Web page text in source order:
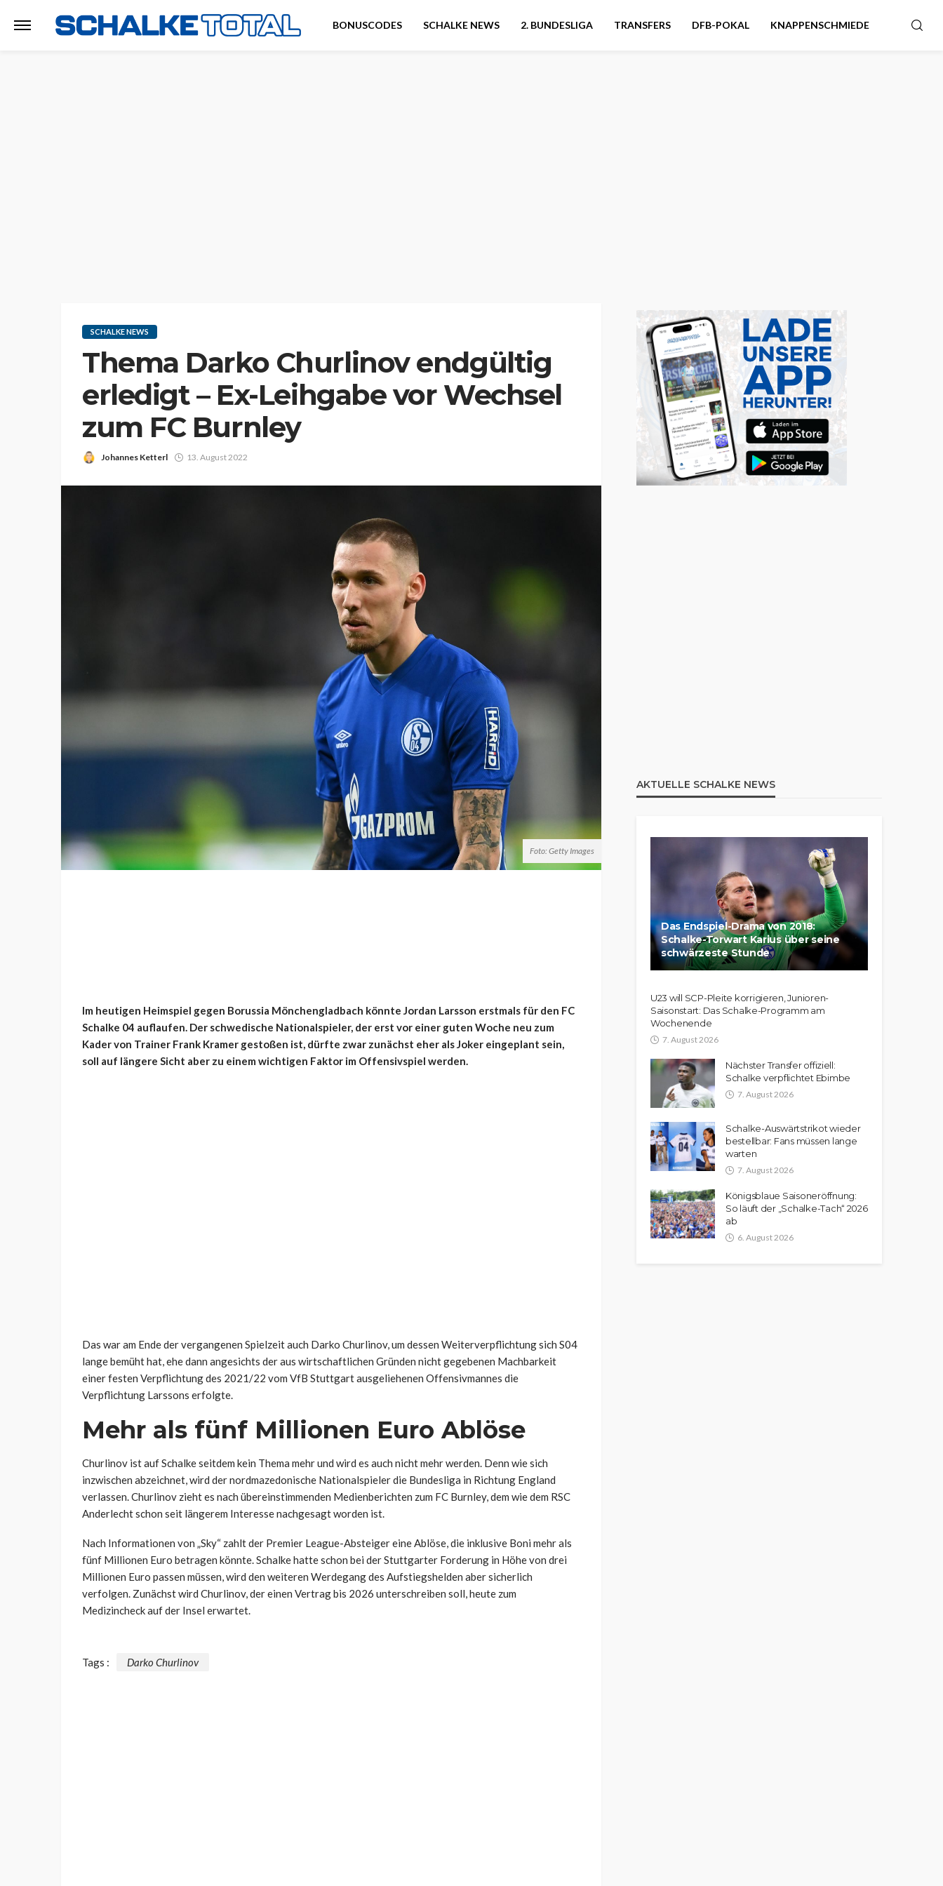
BONUSCODES SCHALKE NEWS 2. BUNDESLIGA TRANSFERS DFB-POKAL KNAPPENSCHMIEDE
SCHALKE NEWS
Thema Darko Churlinov endgültig
erledigt – Ex-Leihgabe vor Wechsel
zum FC Burnley
Johannes Ketterl 13. August 2022
Foto: Getty Images
Im heutigen Heimspiel gegen Borussia Mönchengladbach könnte Jordan Larsson erstmals für den FC
Schalke 04 auflaufen. Der schwedische Nationalspieler, der erst vor einer guten Woche neu zum
Kader von Trainer Frank Kramer gestoßen ist, dürfte zwar zunächst eher als Joker eingeplant sein,
soll auf längere Sicht aber zu einem wichtigen Faktor im Offensivspiel werden.
Das war am Ende der vergangenen Spielzeit auch Darko Churlinov, um dessen Weiterverpflichtung sich S04
lange bemüht hat, ehe dann angesichts der aus wirtschaftlichen Gründen nicht gegebenen Machbarkeit
einer festen Verpflichtung des 2021/22 vom VfB Stuttgart ausgeliehenen Offensivmannes die
Verpflichtung Larssons erfolgte.
Mehr als fünf Millionen Euro Ablöse
Churlinov ist auf Schalke seitdem kein Thema mehr und wird es auch nicht mehr werden. Denn wie sich
inzwischen abzeichnet, wird der nordmazedonische Nationalspieler die Bundesliga in Richtung England
verlassen. Churlinov zieht es nach übereinstimmenden Medienberichten zum FC Burnley, dem wie dem RSC
Anderlecht schon seit längerem Interesse nachgesagt worden ist.
Nach Informationen von „Sky“ zahlt der Premier League-Absteiger eine Ablöse, die inklusive Boni mehr als
fünf Millionen Euro betragen könnte. Schalke hatte schon bei der Stuttgarter Forderung in Höhe von drei
Millionen Euro passen müssen, wird den weiteren Werdegang des Aufstiegshelden aber sicherlich
verfolgen. Zunächst wird Churlinov, der einen Vertrag bis 2026 unterschreiben soll, heute zum
Medizincheck auf der Insel erwartet.
Tags : Darko Churlinov
AKTUELLE SCHALKE NEWS
Das Endspiel-Drama von 2018:
Schalke-Torwart Karius über seine
schwärzeste Stunde
U23 will SCP-Pleite korrigieren, Junioren-
Saisonstart: Das Schalke-Programm am
Wochenende
7. August 2026
Nächster Transfer offiziell:
Schalke verpflichtet Ebimbe
7. August 2026
Schalke-Auswärtstrikot wieder
bestellbar: Fans müssen lange
warten
7. August 2026
Königsblaue Saisoneröffnung:
So läuft der „Schalke-Tach“ 2026
ab
6. August 2026